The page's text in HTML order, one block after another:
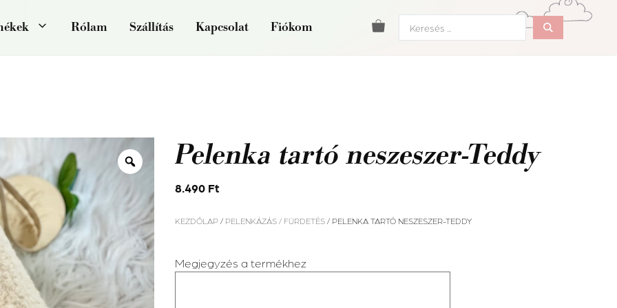
Rólam Szállítás Kapcsolat Fiókom
Search
...
Pelenka tartó neszeszer-Teddy
8.490 Ft
KEZDŐLAP / PELENKÁZÁS / FÜRDETÉS / PELENKA TARTÓ NESZESZER-TEDDY
Megjegyzés a termékhez